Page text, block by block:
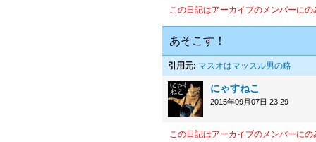
この日記はアーカイブのメンバーに
あそこす！
引用元: マスオはマッスル男の略
にゃすねこ
2015年09月07日 23:29
この日記はアーカイブのメンバーに